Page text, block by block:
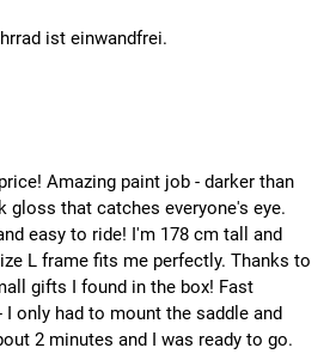
ist einwandfrei.
Amazing paint job - darker than
gloss that catches everyone's eye.
easy to ride! I'm 178 cm tall and
L frame fits me perfectly. Thanks to
gifts I found in the box! Fast
only had to mount the saddle and
2 minutes and I was ready to go.